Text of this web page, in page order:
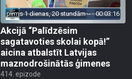
pirms 1 dienas, 20 stundām 00:03:16
Akcijā “Palīdzēsim
sagatavoties skolai kopā!”
aicina atbalstīt Latvijas
maznodrošinātās ģimenes
414. epizode